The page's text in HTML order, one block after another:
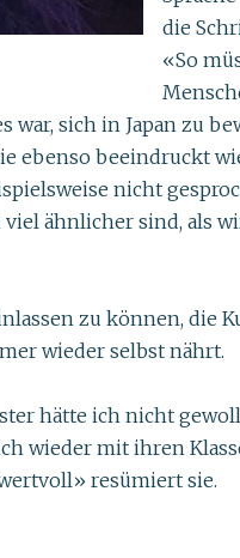
die
«So
sich in Japan zu
ebenso beeindruckt
nicht
ähnlicher sind, als
zu können, die
wieder selbst nährt.
hätte ich nicht
wieder mit ihren
resümiert sie.